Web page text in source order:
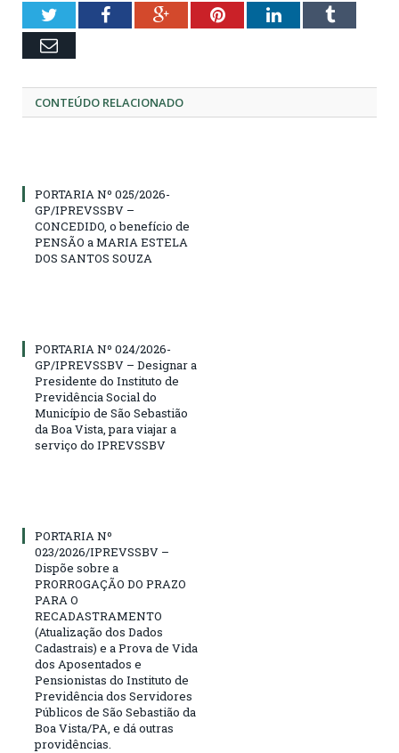
TwitterFacebookGoogle+PinterestLinkedInTumblr
Email
CONTEÚDO RELACIONADO
PORTARIA Nº 025/2026-
GP/IPREVSSBV –
CONCEDIDO, o benefício de
PENSÃO a MARIA ESTELA
DOS SANTOS SOUZA
PORTARIA Nº 024/2026-
GP/IPREVSSBV – Designar a
Presidente do Instituto de
Previdência Social do
Município de São Sebastião
da Boa Vista, para viajar a
serviço do IPREVSSBV
PORTARIA Nº
023/2026/IPREVSSBV –
Dispõe sobre a
PRORROGAÇÃO DO PRAZO
PARA O
RECADASTRAMENTO
(Atualização dos Dados
Cadastrais) e a Prova de Vida
dos Aposentados e
Pensionistas do Instituto de
Previdência dos Servidores
Públicos de São Sebastião da
Boa Vista/PA, e dá outras
providências.